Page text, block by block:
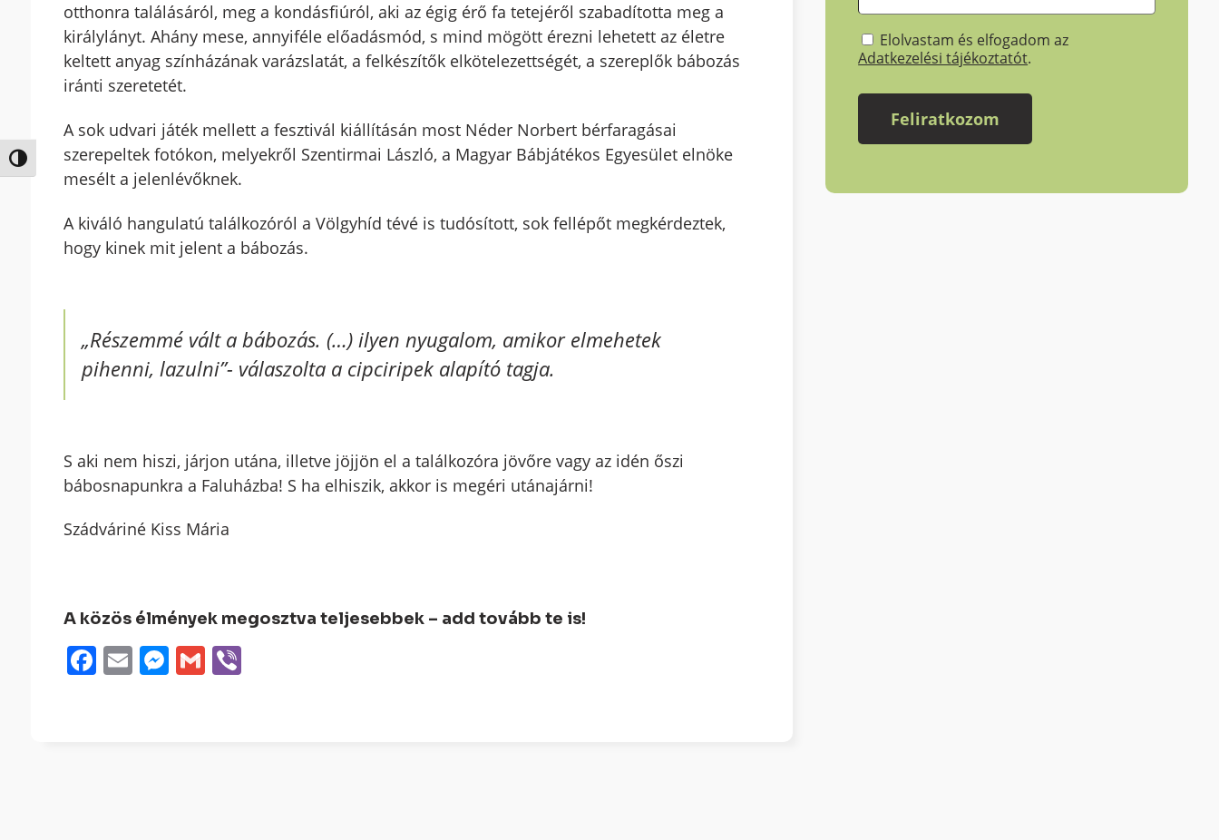
Nagy kontraszt váltása
otthonra találásáról, meg a kondásfiúról, aki az égig érő fa tetejéről szabadította meg a
királylányt. Ahány mese, annyiféle előadásmód, s mind mögött érezni lehetett az életre
keltett anyag színházának varázslatát, a felkészítők elkötelezettségét, a szereplők bábozás
iránti szeretetét.
A sok udvari játék mellett a fesztivál kiállításán most Néder Norbert bérfaragásai
szerepeltek fotókon, melyekről Szentirmai László, a Magyar Bábjátékos Egyesület elnöke
mesélt a jelenlévőknek.
A kiváló hangulatú találkozóról a Völgyhíd tévé is tudósított, sok fellépőt megkérdeztek,
hogy kinek mit jelent a bábozás.
„Részemmé vált a bábozás. (…) ilyen nyugalom, amikor elmehetek
pihenni, lazulni”- válaszolta a cipciripek alapító tagja.
S aki nem hiszi, járjon utána, illetve jöjjön el a találkozóra jövőre vagy az idén őszi
bábosnapunkra a Faluházba! S ha elhiszik, akkor is megéri utánajárni!
Szádváriné Kiss Mária
A közös élmények megosztva teljesebbek – add tovább te is!
Facebook
EmailMessenger
GmailViber
Elolvastam és elfogadom az
Adatkezelési tájékoztatót.